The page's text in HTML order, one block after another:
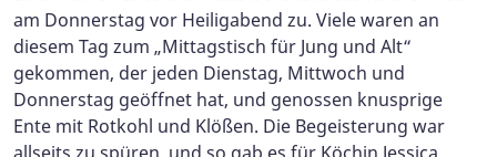
am Donnerstag vor Heiligabend zu. Viele waren an
diesem Tag zum „Mittagstisch für Jung und Alt“
gekommen, der jeden Dienstag, Mittwoch und
Donnerstag geöffnet hat, und genossen knusprige
Ente mit Rotkohl und Klößen. Die Begeisterung war
allseits zu spüren, und so gab es für Köchin Jessica